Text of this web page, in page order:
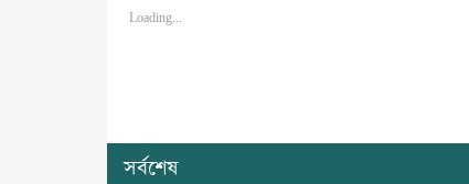
Loading...
সর্বশেষ